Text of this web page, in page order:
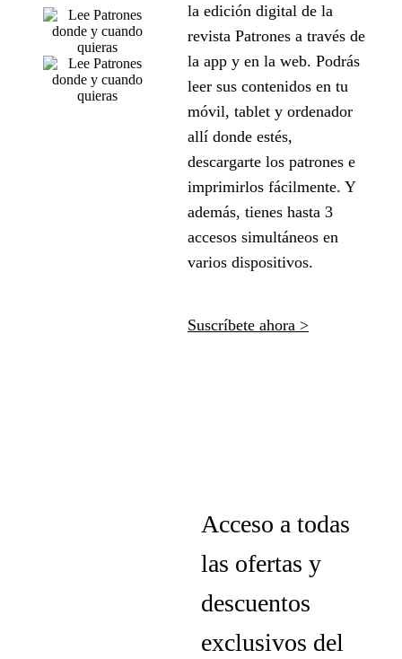
la edición digital de la
revista Patrones a través de
la app y en la web. Podrás
leer sus contenidos en tu
móvil, tablet y ordenador
allí donde estés,
descargarte los patrones e
imprimirlos fácilmente. Y
además, tienes hasta 3
accesos simultáneos en
varios dispositivos.
Suscríbete ahora >
Acceso a todas
las ofertas y
descuentos
exclusivos del